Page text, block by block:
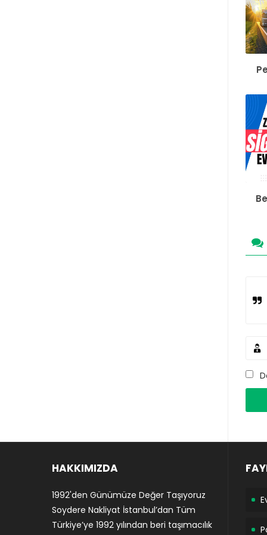
HAKKIMIZDA
1992'den Günümüze Değer Taşıyoruz
Soydere Nakliyat İstanbul’dan Tüm
Türkiye’ye 1992 yılından beri taşımacılık